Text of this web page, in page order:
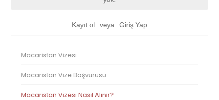
Kayıt ol veya Giriş Yap
Macaristan Vizesi
Macaristan Vize Başvurusu
Macaristan Vizesi Nasıl Alınır?